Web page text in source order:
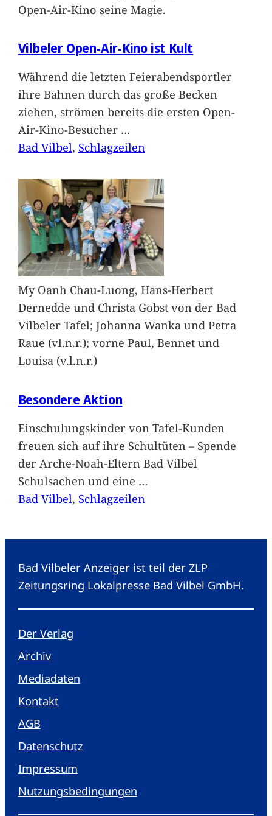
Open-Air-Kino seine Magie.
Vilbeler Open-Air-Kino ist Kult
Während die letzten Feierabendsportler
ihre Bahnen durch das große Becken
ziehen, strömen bereits die ersten Open-
Air-Kino-Besucher …
Bad Vilbel, Schlagzeilen
My Oanh Chau-Luong, Hans-Herbert
Dernedde und Christa Gobst von der Bad
Vilbeler Tafel; Johanna Wanka und Petra
Raue (vl.n.r.); vorne Paul, Bennet und
Louisa (v.l.n.r.)
Besondere Aktion
Einschulungskinder von Tafel-Kunden
freuen sich auf ihre Schultüten – Spende
der Arche-Noah-Eltern Bad Vilbel
Schulsachen und eine …
Bad Vilbel, Schlagzeilen
Bad Vilbeler Anzeiger ist teil der ZLP
Zeitungsring Lokalpresse Bad Vilbel GmbH.
Der Verlag
Archiv
Mediadaten
Kontakt
AGB
Datenschutz
Impressum
Nutzungsbedingungen